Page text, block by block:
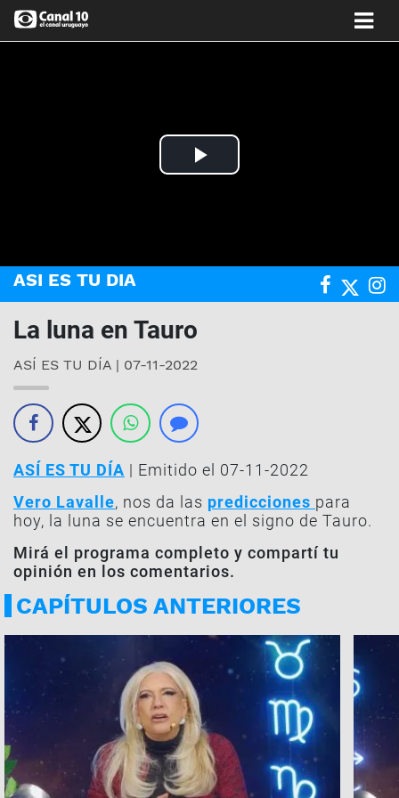
Play
ASI ES TU DIA
La luna en Tauro
ASÍ ES TU DÍA | 07-11-2022
ASÍ ES TU DÍA | Emitido el 07-11-2022
Vero Lavalle, nos da las predicciones para
hoy, la luna se encuentra en el signo de Tauro.
Mirá el programa completo y compartí tu
opinión en los comentarios.
CAPÍTULOS ANTERIORES